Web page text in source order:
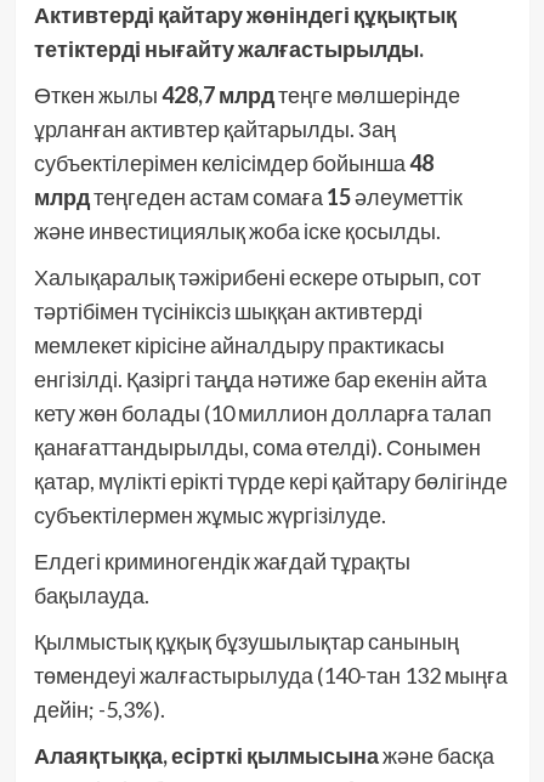
Активтерді қайтару жөніндегі құқықтық
тетіктерді нығайту жалғастырылды.
Өткен жылы428,7 млрдтеңге мөлшерінде
ұрланған активтер қайтарылды. Заң
субъектілерімен келісімдер бойынша48
млрдтеңгеден астам сомаға 15әлеуметтік
және инвестициялық жоба іске қосылды.
Халықаралық тәжірибені ескере отырып, сот
тәртібімен түсініксіз шыққан активтерді
мемлекет кірісіне айналдыру практикасы
енгізілді. Қазіргі таңда нәтиже бар екенін айта
кету жөн болады (10 миллион долларға талап
қанағаттандырылды, сома өтелді). Сонымен
қатар, мүлікті ерікті түрде кері қайтару бөлігінде
субъектілермен жұмыс жүргізілуде.
Елдегі криминогендік жағдай тұрақты
бақылауда.
Қылмыстық құқық бұзушылықтар санының
төмендеуі жалғастырылуда (140-тан 132 мыңға
дейін; -5,3%).
Алаяқтыққа, есірткі қылмысынажәне басқа